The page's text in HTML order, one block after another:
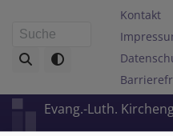
zum
Suche
Kontakt
Evang.-Luth.